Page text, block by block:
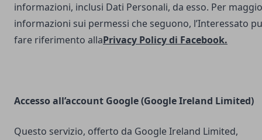
informazioni, inclusi Dati Personali, da esso. Per
informazioni sui permessi che seguono, l’Interessato
fare riferimento allaPrivacy Policy di Facebook.
Accesso all’account Google (Google Ireland Limited)
Questo servizio, offerto da Google Ireland Limited,